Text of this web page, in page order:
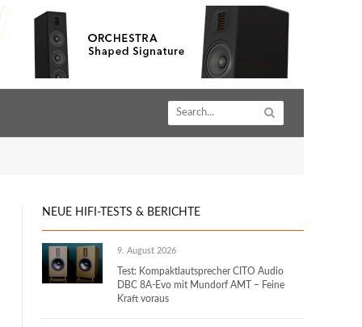
NEUE HIFI-TESTS & BERICHTE
9. August 2026
Test: Kompaktlautsprecher CITO Audio
DBC 8A-Evo mit Mundorf AMT – Feine
Kraft voraus